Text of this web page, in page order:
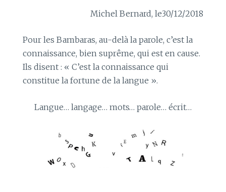
Michel Bernard, le30/12/2018
Pour les Bambaras, au-delà la parole, c’est la
connaissance, bien suprême, qui est en cause.
Ils disent : « C’est la connaissance qui
constitue la fortune de la langue ».
Langue… langage… mots… parole… écrit…